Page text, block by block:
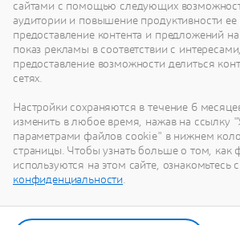
Перейти к устойчивому
Наши последние
Смотрите все пресс-релизы и
СМИ от Dassault Systèmes.
сайтами с помощью следующих
аудитории и повышение продуктивности ее
предоставление контента и предложений
показ рекламы в соответствии с
предоставление возможности делиться
сетях.
Настройки сохраняются в течение 6
изменить в любое время, нажав на ссылку
параметрами файлов cookie" в нижнем
страницы. Чтобы узнать больше о том, как
используются на этом сайте, ознакомьтесь
конфиденциальности.